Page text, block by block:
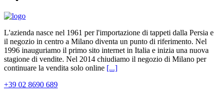
L'azienda nasce nel 1961 per l'importazione di tappeti dalla Persia e
il negozio in centro a Milano diventa un punto di riferimento. Nel
1996 inauguriamo il primo sito internet in Italia e inizia una nuova
stagione di vendite. Nel 2014 chiudiamo il negozio di Milano per
continuare la vendita solo online [...]
+39 02 8690 689